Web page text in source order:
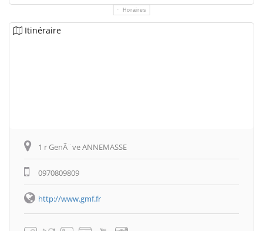
Horaires
Itinéraire
1 r GenÃ¨ve ANNEMASSE
0970809809
http://www.gmf.fr